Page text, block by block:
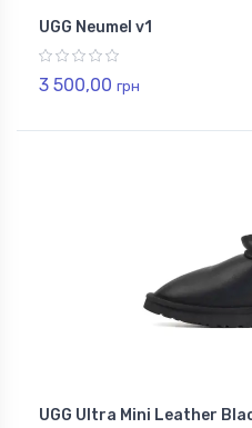
UGG Neumel v1
3 500,00 грн
UGG Ultra Mini Leather